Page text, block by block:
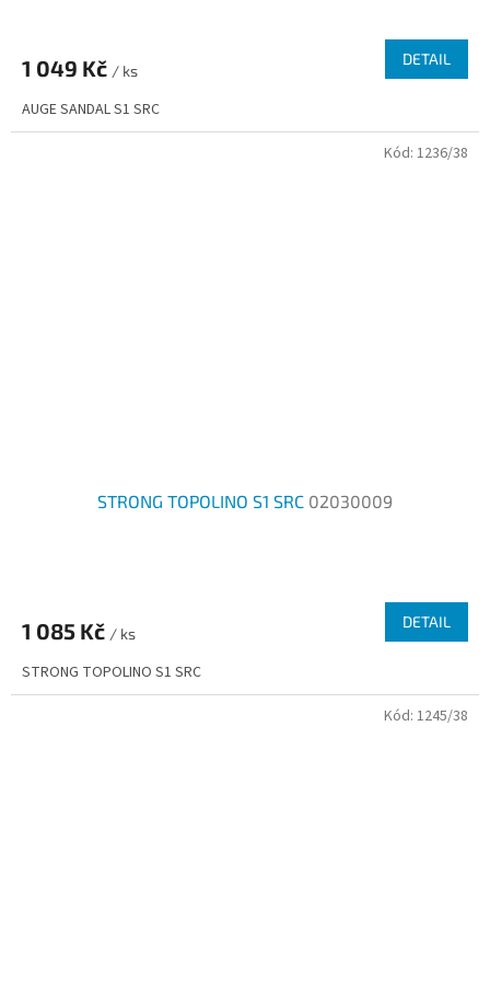
1 049 Kč / ks
DETAIL
AUGE SANDAL S1 SRC
STRONG TOPOLINO S1 SRC 02030009
1 085 Kč / ks
DETAIL
STRONG TOPOLINO S1 SRC
Kód: 1236/38
Kód: 1245/38